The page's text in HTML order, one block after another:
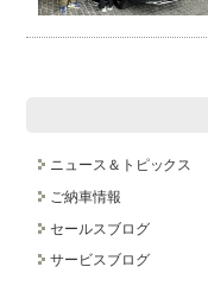
ニュース＆トピックス
ご納車情報
セールスブログ
サービスブログ